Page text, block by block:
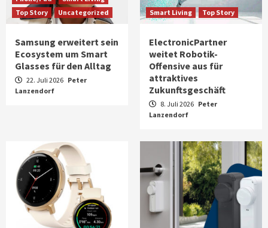
Top Story
Uncategorized
Samsung erweitert sein
Ecosystem um Smart
Glasses für den Alltag
22. Juli 2026 Peter
Lanzendorf
Smart Living Top Story
ElectronicPartner
weitet Robotik-
Offensive aus für
attraktives
Zukunftsgeschäft
8. Juli 2026 Peter
Lanzendorf